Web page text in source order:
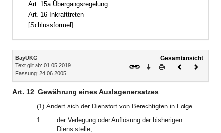
Art. 15a Übergangsregelung
Art. 16 Inkrafttreten
[Schlussformel]
Inhalt
BayUKG
Text gilt ab: 01.05.2019
Fassung: 24.06.2005
Gesamtansicht
Download
DruckenVorheriges
Art. 12 Gewährung eines Auslagenersatzes
(1) Ändert sich der Dienstort von Berechtigten in Folge
1.
der Verlegung oder Auflösung der bisherigen
Dienststelle,